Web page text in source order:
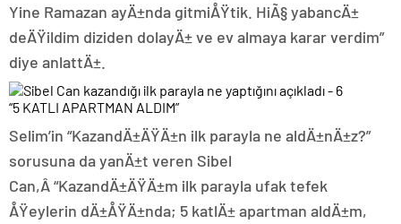
Yine Ramazan ayÄ±nda gitmiÅŸtik. HiÃ§ yabancÄ±
deÄŸildim diziden dolayÄ± ve ev almaya karar verdim”
diye anlattÄ±.
“5 KATLI APARTMAN ALDIM”
Selim’in “KazandÄ±ÄŸÄ±n ilk parayla ne aldÄ±nÄ±z?”
sorusuna da yanÄ±t veren Sibel
Can,Â “KazandÄ±ÄŸÄ±m ilk parayla ufak tefek
ÅŸeylerin dÄ±ÅŸÄ±nda; 5 katlÄ± apartman aldÄ±m,